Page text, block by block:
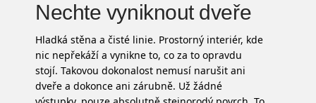
Nechte vyniknout dveře
Hladká stěna a čisté linie. Prostorný interiér, kde
nic nepřekáží a vynikne to, co za to opravdu
stojí. Takovou dokonalost nemusí narušit ani
dveře a dokonce ani zárubně. Už žádné